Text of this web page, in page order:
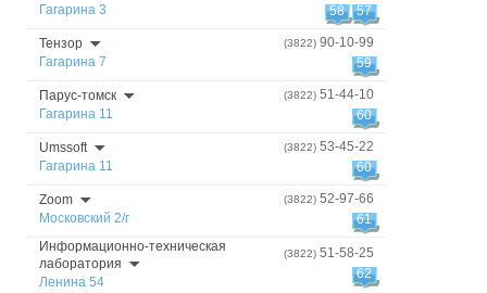
Гагарина 3
57
58
Тензор
Гагарина 7
(3822) 90-10-99
59
Парус-томск
Гагарина 11
(3822) 51-44-10
60
Umssoft
Гагарина 11
(3822) 53-45-22
60
Zoom
Московский 2/г
(3822) 52-97-66
61
Информационно-техническая
лаборатория
Ленина 54
(3822) 51-58-25
62